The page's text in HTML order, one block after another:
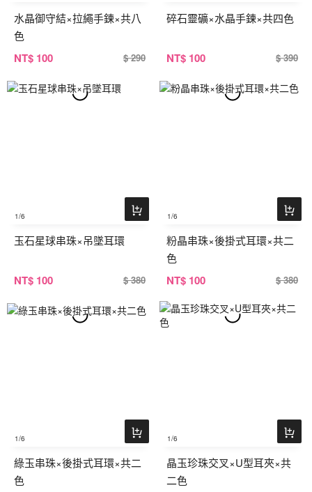
水晶御守結×拉繩手鍊×共八
色
NT$ 100 $ 290
碎石靈礦×水晶手鍊×共四色
NT$ 100 $ 390
1/6
玉石星球串珠×吊墜耳環
NT$ 100 $ 380
1/6
粉晶串珠×後掛式耳環×共二
色
NT$ 100 $ 380
1/6
綠玉串珠×後掛式耳環×共二
色
1/6
晶玉珍珠交叉×U型耳夾×共
二色